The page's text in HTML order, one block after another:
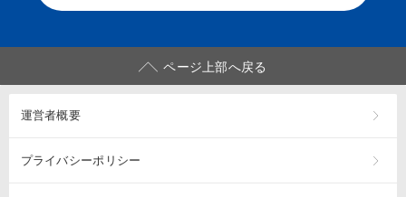
ページ上部へ戻る
運営者概要
プライバシーポリシー